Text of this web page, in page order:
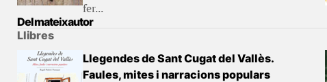
fer...
Del mateix autor
Llibres
Llegendes de Sant Cugat del Vallès.
Faules, mites i narracions populars